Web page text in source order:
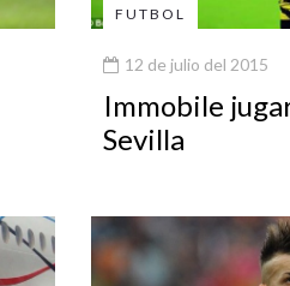
FUTBOL
12 de julio del 2015
Immobile
Sevilla